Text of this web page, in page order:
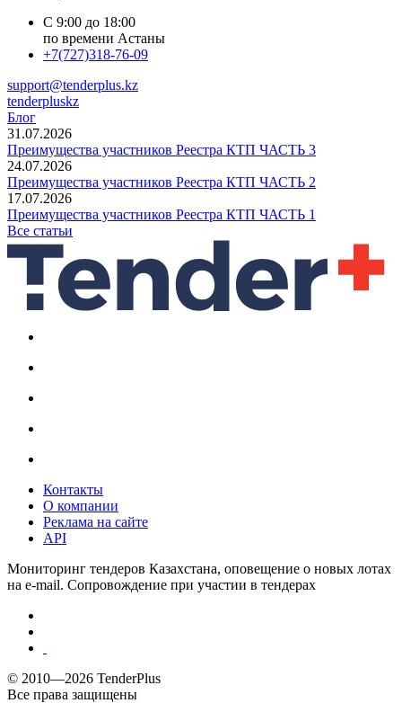
С 9:00 до 18:00
по времени Астаны
+7(727)318-76-09
support@tenderplus.kz
tenderpluskz
Блог
31.07.2026
Преимущества участников Реестра КТП ЧАСТЬ 3
24.07.2026
Преимущества участников Реестра КТП ЧАСТЬ 2
17.07.2026
Преимущества участников Реестра КТП ЧАСТЬ 1
Все статьи
Контакты
О компании
Реклама на сайте
API
Мониторинг тендеров Казахстана, оповещение о новых лотах
на e-mail. Сопровождение при участии в тендерах
© 2010—2026 TenderPlus
Все права защищены